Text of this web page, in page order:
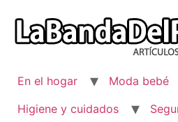
contenido
En el hogar Moda bebé
Higiene y cuidados